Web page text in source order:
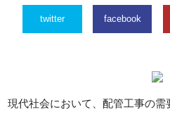
twitter facebook
現代社会において、配管工事の